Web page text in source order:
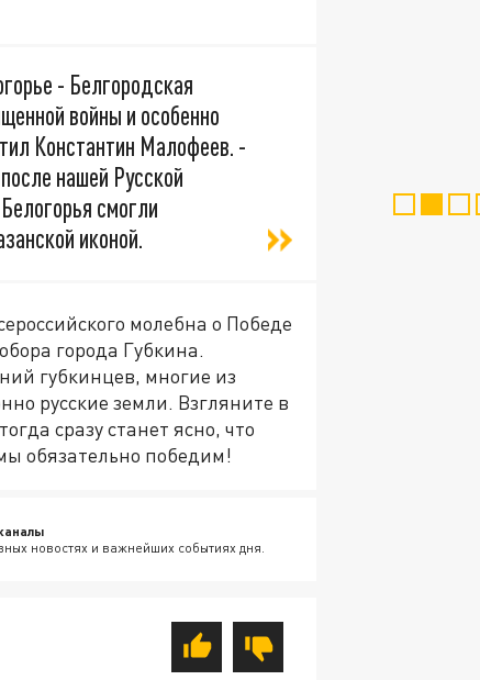
- Белгородская
войны и особенно
Константин Малофеев. -
нашей Русской
смогли
иконой.
молебна о Победе
города Губкина.
губкинцев, многие из
русские земли. Взгляните в
сразу станет ясно, что
обязательно победим!
новостях и важнейших событиях дня.